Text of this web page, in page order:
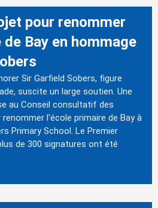
pour renommer
de Bay en hommage
Sir Garfield Sobers, figure
suscite un large soutien. Une
au Conseil consultatif des
l'école primaire de Bay à
Primary School. Le Premier
de 300 signatures ont été